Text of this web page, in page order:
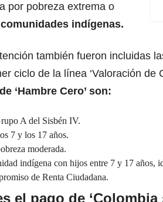
por pobreza extrema o
indígenas.
también fueron incluidas
ciclo de la línea ‘Valoración de
‘Hambre Cero’ son:
A del Sisbén IV.
7 y los 17 años.
moderada.
indígena con hijos entre 7 y 17 años,
de Renta Ciudadana.
el pago de ‘Colombia